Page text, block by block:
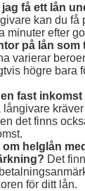
få ett lån
kan du få
minuter efter
på lån som
varierar
högre bara
fast inkomst
långivare
det finns
helglån med
Det
för ditt lån.